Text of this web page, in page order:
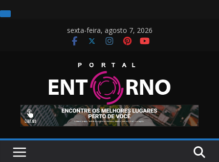
sexta-feira, agosto 7, 2026